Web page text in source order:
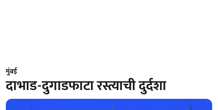
मुंबई
दाभाड-दुगाडफाटा रस्त्याची दुर्दशा